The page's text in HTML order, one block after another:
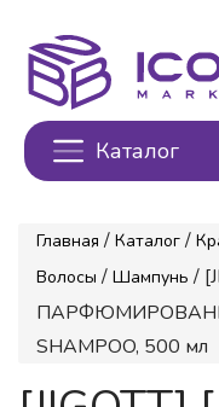
Каталог
Главная / Каталог /
Волосы / Шампунь /
SHAMPOO, 500 мл